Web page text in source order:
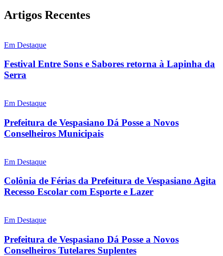
Artigos Recentes
Em Destaque
Festival Entre Sons e Sabores retorna à Lapinha da
Serra
Em Destaque
Prefeitura de Vespasiano Dá Posse a Novos
Conselheiros Municipais
Em Destaque
Colônia de Férias da Prefeitura de Vespasiano Agita
Recesso Escolar com Esporte e Lazer
Em Destaque
Prefeitura de Vespasiano Dá Posse a Novos
Conselheiros Tutelares Suplentes